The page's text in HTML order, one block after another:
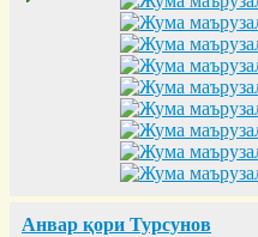
Анвар қори Турсунов